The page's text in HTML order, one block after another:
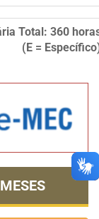
Total: 360
(E =